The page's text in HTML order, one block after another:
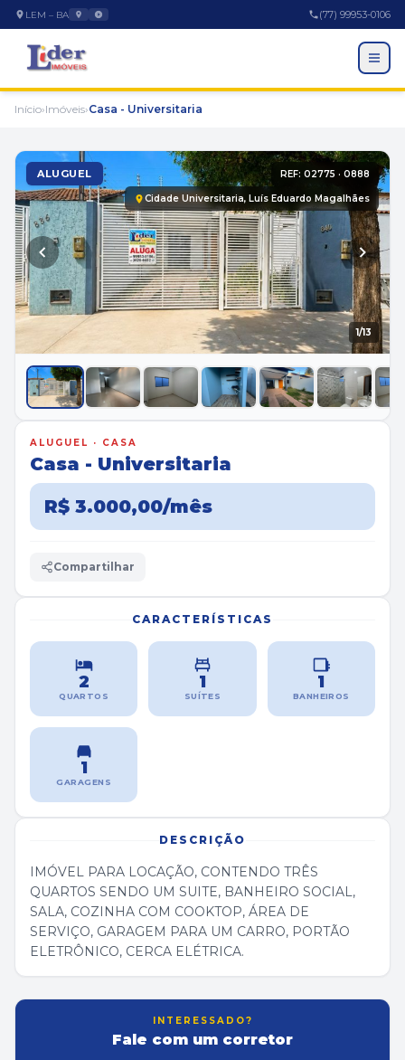
LEM – BA (77) 99953-0106
EMPRESA
A Empresa
Trabalhe Conosco
Início›Imóveis›Casa - Universitaria
ALUGUEL REF: 02775 · 0888
Cidade Universitaria, Luís Eduardo Magalhães
1/13
ALUGUEL · CASA
Casa - Universitaria
R$ 3.000,00/mês
Compartilhar
CARACTERÍSTICAS
2
QUARTOS
1
SUÍTES
1
BANHEIROS
1
GARAGENS
DESCRIÇÃO
IMÓVEL PARA LOCAÇÃO, CONTENDO TRÊS
QUARTOS SENDO UM SUITE, BANHEIRO SOCIAL,
SALA, COZINHA COM COOKTOP, ÁREA DE
SERVIÇO, GARAGEM PARA UM CARRO, PORTÃO
ELETRÔNICO, CERCA ELÉTRICA.
INTERESSADO?
Fale com um corretor